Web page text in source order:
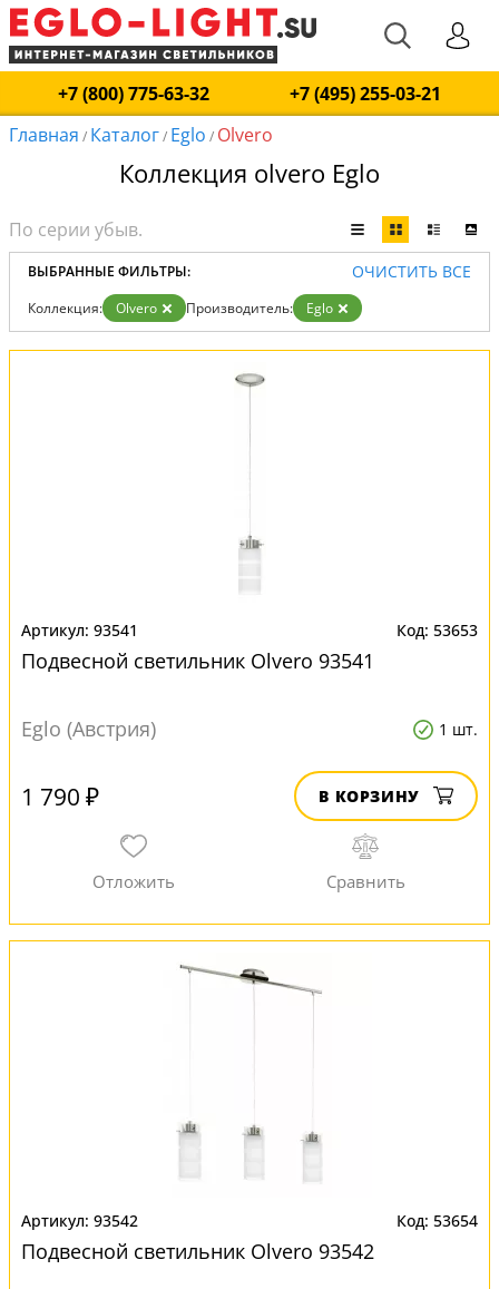
+7 (800) 775-63-32
+7 (495) 255-03-21
Главная / Каталог/ Eglo / Olvero
Коллекция olvero Eglo
ВЫБРАННЫЕ ФИЛЬТРЫ: ОЧИСТИТЬ ВСЕ
Коллекция: Olvero Производитель: Eglo
93541 53653
Подвесной светильник Olvero 93541
Eglo (Австрия) 1 шт.
1 790 ₽ В КОРЗИНУ
93542 53654
Подвесной светильник Olvero 93542